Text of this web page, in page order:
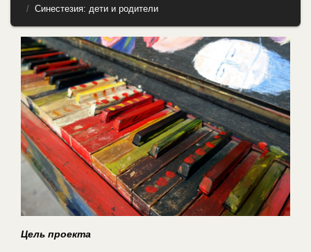
Синестезия: дети и родители
Цель проекта